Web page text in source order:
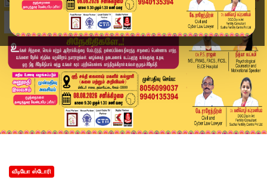
வீடியோ ஸ்டோரி